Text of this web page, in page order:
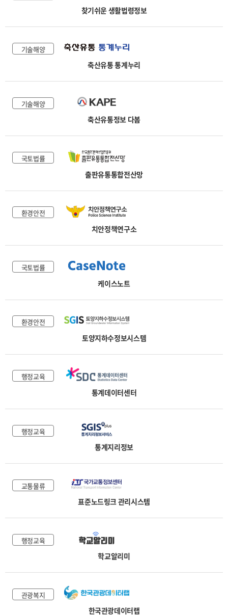
찾기쉬운 생활법령정보
기술해양
축산유통 통계누리
기술해양
축산유통정보 다봄
국토법률
출판유통통합전산망
환경안전
치안정책연구소
국토법률
케이스노트
환경안전
토양지하수정보시스템
행정교육
통계데이터센터
행정교육
통계지리정보
교통물류
표준노드링크 관리시스템
행정교육
학교알리미
관광복지
한국관광데이터랩